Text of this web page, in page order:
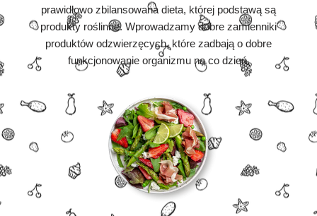
prawidłowo zbilansowana dieta, której podstawą są
produkty roślinne. Wprowadzamy dobre zamienniki
produktów odzwierzęcych, które zadbają o dobre
funkcjonowanie organizmu na co dzień.